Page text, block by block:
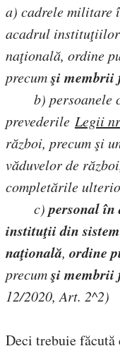
a) cadrele militare
acadrul instituţiilor
naţională, ordine
precumşi membrii
b) persoanele
prevederile Legii
război, precum şi
văduvelor de
completările
c)personal
instituţii din
naţională, ordine
precumşi membrii
12/2020, Art. 2^2)
Deci trebuie